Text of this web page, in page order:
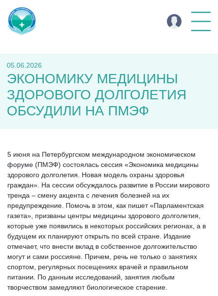
05.06.2026
ЭКОНОМИКУ МЕДИЦИНЫ
ЗДОРОВОГО ДОЛГОЛЕТИЯ
ОБСУДИЛИ НА ПМЭФ
5 июня на Петербургском международном экономическом
форуме (ПМЭФ) состоялась сессия «Экономика медицины
здорового долголетия. Новая модель охраны здоровья
граждан». На сессии обсуждалось развитие в России мирового
тренда – смену акцента с лечения болезней на их
предупреждение. Помочь в этом, как пишет «Парламентская
газета», призваны центры медицины здорового долголетия,
которые уже появились в некоторых российских регионах, а в
будущем их планируют открыть по всей стране. Издание
отмечает, что внести вклад в собственное долгожительство
могут и сами россияне. Причем, речь не только о занятиях
спортом, регулярных посещениях врачей и правильном
питании. По данным исследований, занятия любым
творчеством замедляют биологическое старение.